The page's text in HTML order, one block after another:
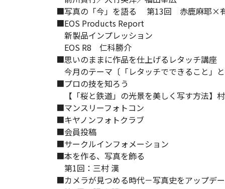
■写真の「今」を語る 第13回 赤鹿麻耶×
■EOS Products Report
新製品インプレッション
EOS R8 仁科勝介
■思いのままに作品を仕上げるレタッチ講座
今月のテーマ〔「レタッチでできること」
■プロの技を知ろう
【「桜と鉄道」の光景を美しく写す方法】
■マンスリーフォトコン
■キヤノンフォトクラブ
■会員投稿
■サークルインフォメーション
■本を作る、写真を飾る
第1回：三村 漢
■カメラが見つめる時代－写真史をアップデ